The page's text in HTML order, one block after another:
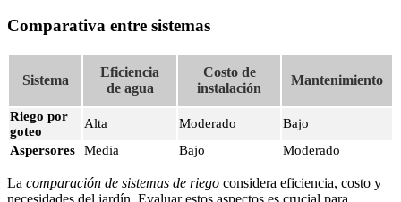
Comparativa entre sistemas
Sistema
Eficiencia
de agua
Costo de
instalación
Mantenimiento
Riego por
goteo
Alta Moderado
Bajo
Aspersores
Media Bajo Moderado
La comparación de sistemas de riego considera eficiencia, costo y
necesidades del jardín. Evaluar estos aspectos es crucial para